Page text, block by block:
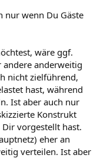
nur wenn Du Gäste
wäre ggf.
andere anderweitig
nicht zielführend,
hast, während
Ist aber auch nur
Konstrukt
Dir vorgestellt hast.
eher an
verteilen. Ist aber